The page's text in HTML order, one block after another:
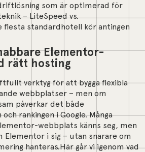
som är optimerad för
– LiteSpeed vs.
flesta standardhotell kör antingen
Elementor-
rätt hosting
verktyg för att bygga flexibla
webbplatser – men om
påverkar det både
rankingen i Google. Många
webbplats känns seg, men
Elementor i sig – utan snarare om
hanteras.Här går vi igenom vad